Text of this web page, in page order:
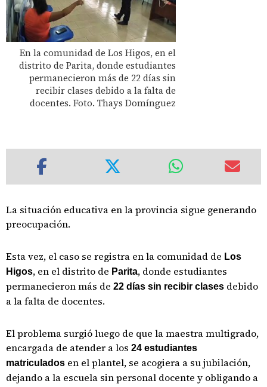
En la comunidad de Los Higos, en el
distrito de Parita, donde estudiantes
permanecieron más de 22 días sin
recibir clases debido a la falta de
docentes. Foto. Thays Domínguez
La situación educativa en la provincia sigue generando
preocupación.
Esta vez, el caso se registra en la comunidad de Los
Higos, en el distrito de Parita, donde estudiantes
permanecieron más de 22 días sin recibir clases debido
a la falta de docentes.
El problema surgió luego de que la maestra multigrado,
encargada de atender a los 24 estudiantes
matriculados en el plantel, se acogiera a su jubilación,
dejando a la escuela sin personal docente y obligando a